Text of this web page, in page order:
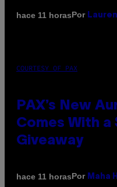
hace 11 horasPor
COURTESY OF PAX
PAX’s New
Comes With
Giveaway
hace 11 horasPor Maha